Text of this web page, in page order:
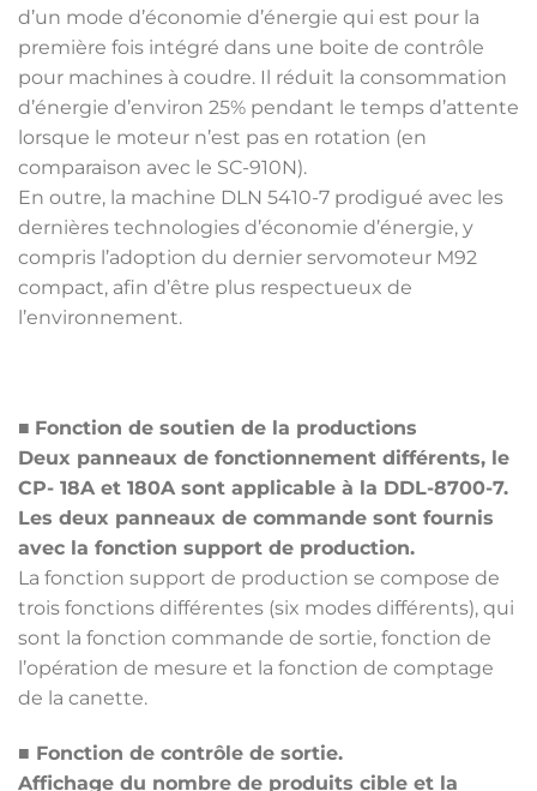
d’un mode d’économie d’énergie qui est pour la
première fois intégré dans une boite de contrôle
pour machines à coudre. Il réduit la consommation
d’énergie d’environ 25% pendant le temps d’attente
lorsque le moteur n’est pas en rotation (en
comparaison avec le SC-910N).
En outre, la machine DLN 5410-7 prodigué avec les
dernières technologies d’économie d’énergie, y
compris l’adoption du dernier servomoteur M92
compact, afin d’être plus respectueux de
l’environnement.
■ Fonction de soutien de la productions
Deux panneaux de fonctionnement différents, le
CP- 18A et 180A sont applicable à la DDL-8700-7.
Les deux panneaux de commande sont fournis
avec la fonction support de production.
La fonction support de production se compose de
trois fonctions différentes (six modes différents), qui
sont la fonction commande de sortie, fonction de
l’opération de mesure et la fonction de comptage
de la canette.
■ Fonction de contrôle de sortie.
Affichage du nombre de produits cible et la